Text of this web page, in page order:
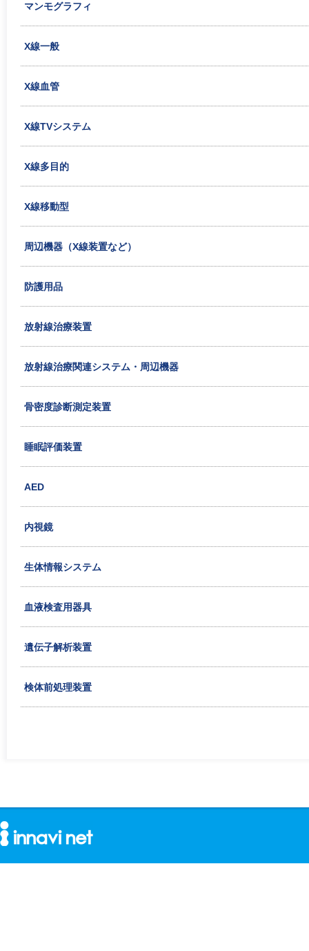
マンモグラフィ
X線一般
X線血管
X線TVシステム
X線多目的
X線移動型
周辺機器（X線装置など）
防護用品
放射線治療装置
放射線治療関連システム・周辺機器
骨密度診断測定装置
睡眠評価装置
AED
内視鏡
生体情報システム
血液検査用器具
遺伝子解析装置
検体前処理装置